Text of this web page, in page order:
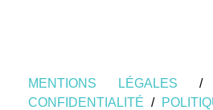
MENTIONS LÉGALES
CONFIDENTIALITÉ /